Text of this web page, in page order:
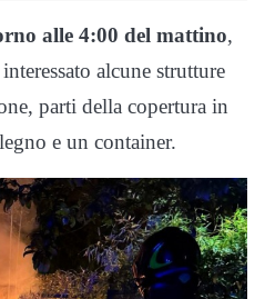
alle 4:00 del mattino,
alcune strutture
parti della copertura in
e un container.